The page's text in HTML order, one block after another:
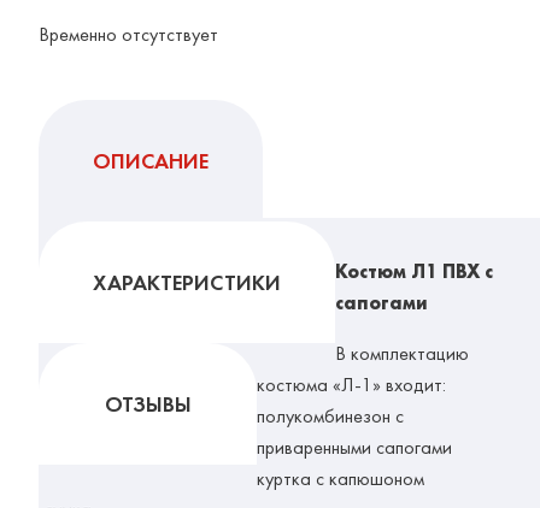
Временно отсутствует
ОПИСАНИЕ
ХАРАКТЕРИСТИКИ
ОТЗЫВЫ
Костюм Л1 ПВХ с
сапогами
В комплектацию
костюма «Л-1» входит:
полукомбинезон с
приваренными сапогами
куртка с капюшоном